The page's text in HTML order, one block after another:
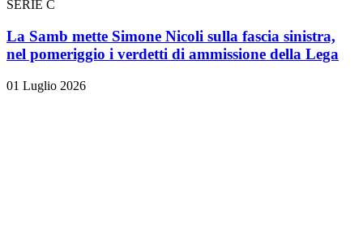
SERIE C
La Samb mette Simone Nicoli sulla fascia sinistra,
nel pomeriggio i verdetti di ammissione della Lega
01 Luglio 2026